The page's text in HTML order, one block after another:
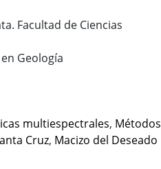
Facultad de Ciencias
Geología
multiespectrales, Métodos
Cruz, Macizo del Deseado